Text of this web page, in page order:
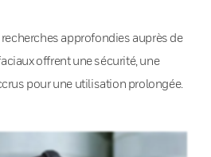
approfondies auprès de
offrent une sécurité, une
pour une utilisation prolongée.